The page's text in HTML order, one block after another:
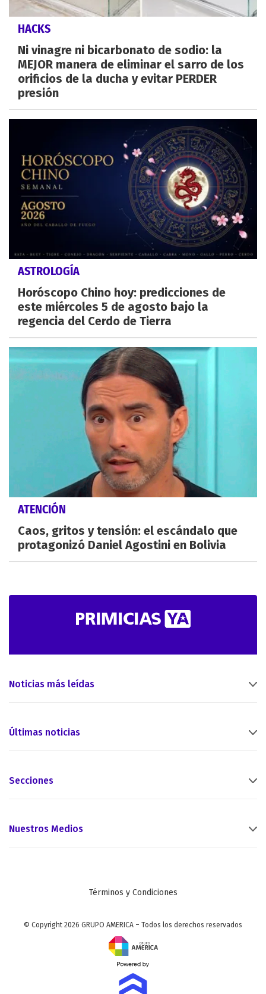
HACKS
Ni vinagre ni bicarbonato de sodio: la
MEJOR manera de eliminar el sarro de los
orificios de la ducha y evitar PERDER
presión
ASTROLOGÍA
Horóscopo Chino hoy: predicciones de
este miércoles 5 de agosto bajo la
regencia del Cerdo de Tierra
ATENCIÓN
Caos, gritos y tensión: el escándalo que
protagonizó Daniel Agostini en Bolivia
Noticias más leídas
Últimas noticias
Secciones
Nuestros Medios
Términos y Condiciones
© Copyright 2026 GRUPO AMERICA – Todos los derechos reservados